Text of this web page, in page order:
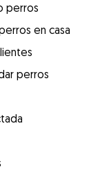
perros
en casa
perros